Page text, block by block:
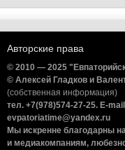
Авторские права
© 2010 — 2025
© Алексей Гладков и
(собственная информация)
тел. +7(978)574-27-25. E-
evpatoriatime@yandex.ru
Мы искренне благодарны
и медиакомпаниям,